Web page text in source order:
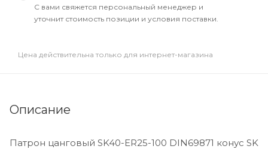
С вами свяжется персональный менеджер и
уточнит стоимость позиции и условия поставки.
Цена действительна только для интернет-магазина
Описание
Патрон цанговый SK40-ER25-100 DIN69871 конус SK